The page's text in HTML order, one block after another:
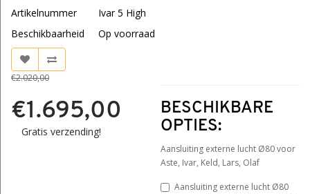
Artikelnummer
Ivar 5 High
Beschikbaarheid
Op voorraad
€2.020,00
€1.695,00
Gratis verzending!
BESCHIKBARE
OPTIES:
Aansluiting externe lucht Ø80 voor
Aste, Ivar, Keld, Lars, Olaf
Aansluiting externe lucht Ø80